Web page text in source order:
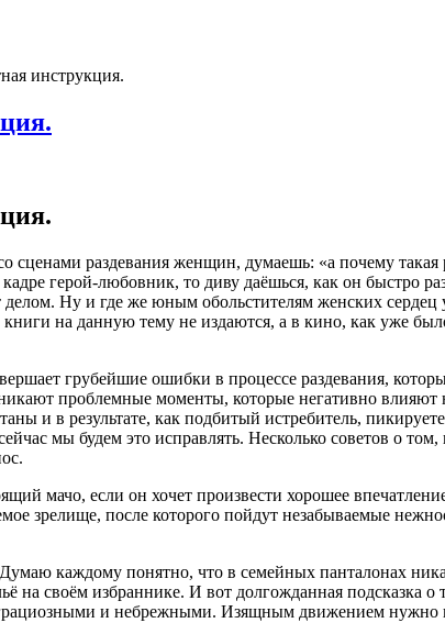
инструкция.
раздевания женщин, думаешь: «а почему такая
герой-любовник, то диву даёшься, как он быстро
Ну и где же юным обольстителям женских сердец
на данную тему не издаются, а в кино, как уже
грубейшие ошибки в процессе раздевания,
проблемные моменты, которые негативно
и в результате, как подбитый истребитель,
мы будем это исправлять. Несколько советов о
мачо, если он хочет произвести хорошее
зрелище, после которого пойдут незабываемые
каждому понятно, что в семейных панталонах
на своём избраннике. И вот долгожданная подсказка
и небрежными. Изящным движением нужно